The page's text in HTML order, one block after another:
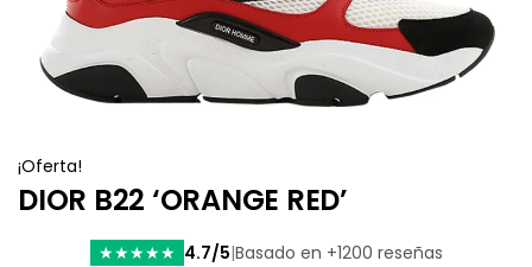
¡Oferta!
DIOR B22 ‘ORANGE RED’
★★★★★ 4.7/5|Basado en +1200 reseñas